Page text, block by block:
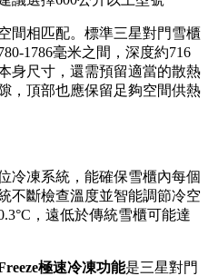
間相匹配。標準三星對門雪櫃
1786毫米之間，深度約716
身尺寸，還需預留適當的散熱
，頂部也應保留足夠空間供熱
冷凍系統，能確保雪櫃內每個
不斷檢查溫度並智能調節冷空
，遠低於傳統雪櫃可能達
極速冷凍功能是三星對門